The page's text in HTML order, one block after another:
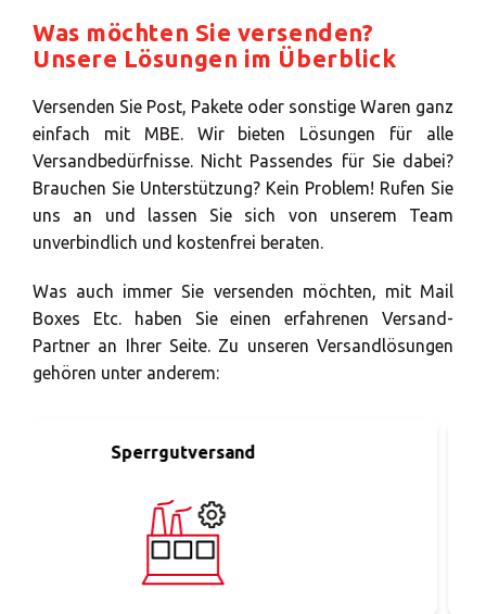
Was möchten Sie versenden?
Unsere Lösungen im Überblick
Versenden Sie Post, Pakete oder sonstige Waren ganz
einfach mit MBE. Wir bieten Lösungen für alle
Versandbedürfnisse. Nicht Passendes für Sie dabei?
Brauchen Sie Unterstützung? Kein Problem! Rufen Sie
uns an und lassen Sie sich von unserem Team
unverbindlich und kostenfrei beraten.
Was auch immer Sie versenden möchten, mit Mail
Boxes Etc. haben Sie einen erfahrenen Versand-
Partner an Ihrer Seite. Zu unseren Versandlösungen
gehören unter anderem: